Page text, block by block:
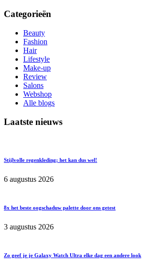
Categorieën
Beauty
Fashion
Hair
Lifestyle
Make-up
Review
Salons
Webshop
Alle blogs
Laatste nieuws
Stijlvolle regenkleding; het kan dus wel!
6 augustus 2026
8x het beste oogschaduw palette door ons getest
3 augustus 2026
Zo geef je je Galaxy Watch Ultra elke dag een andere look